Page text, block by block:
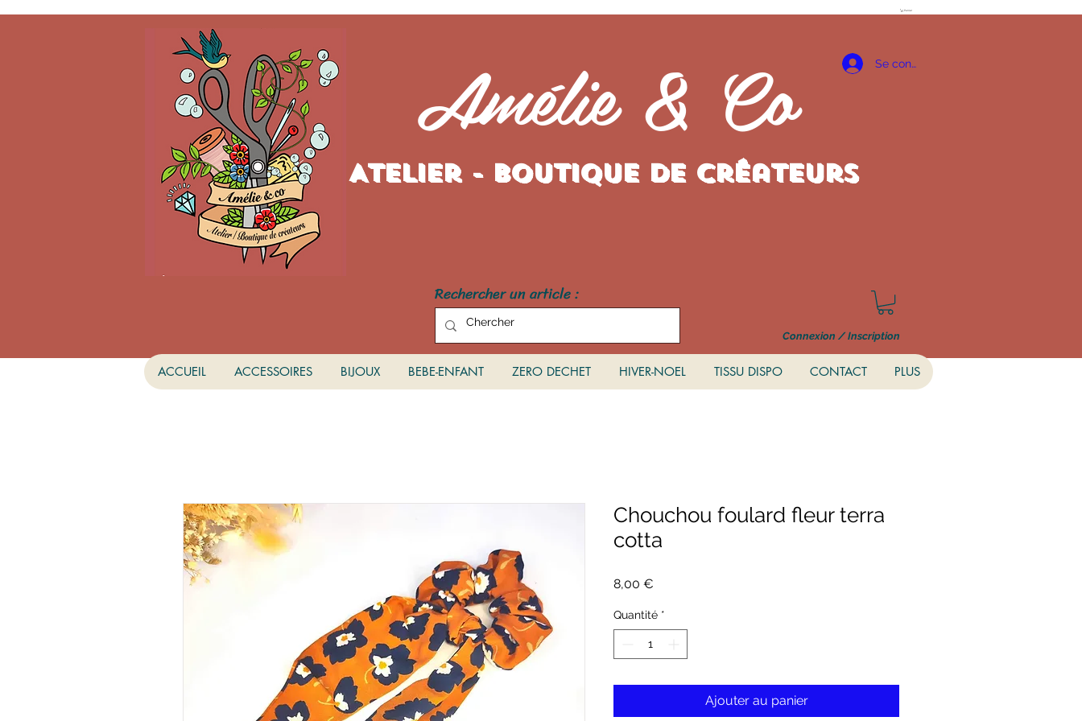
Panier
Amélie & Co
Atelier - Boutique de créateurs
Connexion / Inscription
Rechercher un article :
ACCUEIL ACCESSOIRES BIJOUX BEBE-ENFANT ZERO DECHET HIVER-NOEL TISSU DISPO CONTACT PLUS
Se connecter
Chouchou foulard fleur terra
cotta
8,00 €
Quantité *
Ajouter au panier